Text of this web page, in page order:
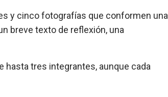
y cinco fotografías que conformen una
breve texto de reflexión, una
hasta tres integrantes, aunque cada